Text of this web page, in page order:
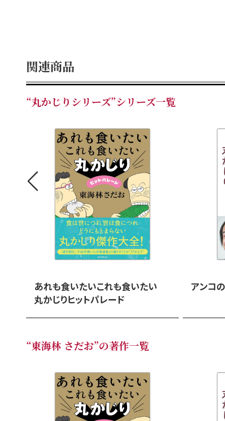
関連商品
“丸かじりシリーズ”シリーズ一覧
あれも食いたいこれも食いたい
丸かじりヒットパレード
アンコ
“東海林 さだお”の著作一覧